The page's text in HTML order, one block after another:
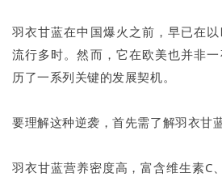
羽衣甘蓝在中国爆火之前，早已在
流行多时。然而，它在欧美也并非
历了一系列关键的发展契机。
要理解这种逆袭，首先需了解羽衣甘
羽衣甘蓝营养密度高，富含维生素C